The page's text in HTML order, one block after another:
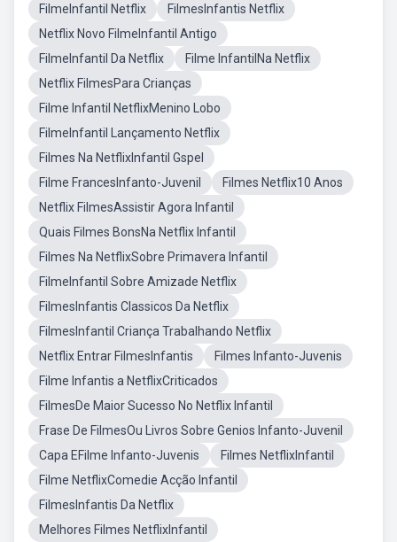
FilmeInfantil Netflix
FilmesInfantis Netflix
Netflix Novo FilmeInfantil Antigo
FilmeInfantil Da Netflix
Filme InfantilNa Netflix
Netflix FilmesPara Crianças
Filme Infantil NetflixMenino Lobo
FilmeInfantil Lançamento Netflix
Filmes Na NetflixInfantil Gspel
Filme FrancesInfanto-Juvenil
Filmes Netflix10 Anos
Netflix FilmesAssistir Agora Infantil
Quais Filmes BonsNa Netflix Infantil
Filmes Na NetflixSobre Primavera Infantil
FilmeInfantil Sobre Amizade Netflix
FilmesInfantis Classicos Da Netflix
FilmesInfantil Criança Trabalhando Netflix
Netflix Entrar FilmesInfantis
Filmes Infanto-Juvenis
Filme Infantis a NetflixCriticados
FilmesDe Maior Sucesso No Netflix Infantil
Frase De FilmesOu Livros Sobre Genios Infanto-Juvenil
Capa EFilme Infanto-Juvenis
Filmes NetflixInfantil
Filme NetflixComedie Acção Infantil
FilmesInfantis Da Netflix
Melhores Filmes NetflixInfantil